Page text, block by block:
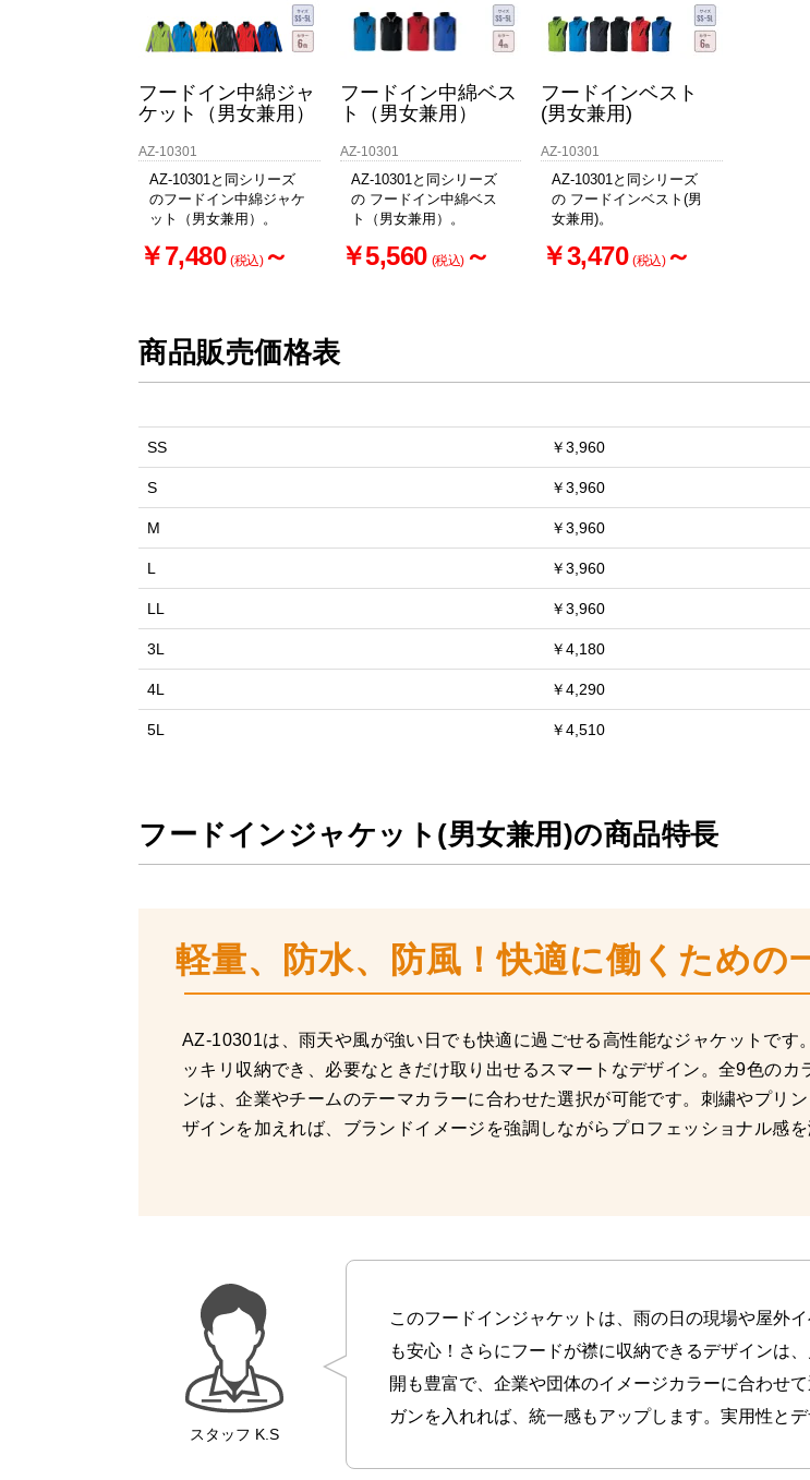
お買い物を続ける
フードイン中綿ジャ
ケット（男女兼用）
AZ-10301
AZ-10301と同シリーズ
のフードイン中綿ジャケ
ット（男女兼用）。
￥7,480 (税込)～
フードイン中綿ベス
ト（男女兼用）
AZ-10301
AZ-10301と同シリーズ
の フードイン中綿ベス
ト（男女兼用）。
￥5,560 (税込)～
フードインベスト
(男女兼用)
AZ-10301
AZ-10301と同シリーズ
の フードインベスト(男
女兼用)。
￥3,470 (税込)～
商品販売価格表
SS ￥3,960
S ￥3,960
M ￥3,960
L ￥3,960
LL ￥3,960
3L ￥4,180
4L ￥4,290
5L ￥4,510
フードインジャケット(男女兼用)の商品特長
軽量、防水、防風！快適に働くための
AZ-10301は、雨天や風が強い日でも快適に過ごせる高性能なジャケットです
ッキリ収納でき、必要なときだけ取り出せるスマートなデザイン。全9色のカ
ンは、企業やチームのテーマカラーに合わせた選択が可能です。刺繍やプリ
ザインを加えれば、ブランドイメージを強調しながらプロフェッショナル感を
スタッフ K.S
このフードインジャケットは、雨の日の現場や屋外
も安心！さらにフードが襟に収納できるデザインは
開も豊富で、企業や団体のイメージカラーに合わせ
ガンを入れれば、統一感もアップします。実用性と